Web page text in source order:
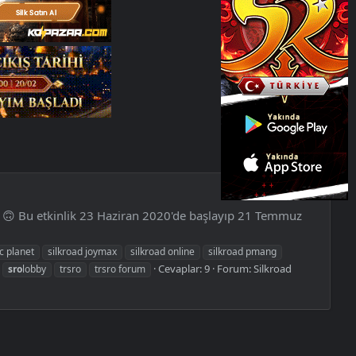
Bu etkinlik 23 Haziran 2020'de başlayıp 21 Temmuz
planet silkroad joymax silkroad online
silkroad pmang
srolobby trsro trsro forum Cevaplar: 9 Forum:Silkroad